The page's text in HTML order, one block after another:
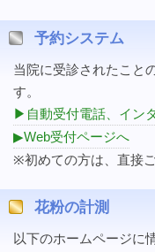
予約システム
当院に受診されたこと
す。
▶自動受付電話、イン
▶Web受付ページへ
※初めての方は、直接
花粉の計測
以下のホームページに